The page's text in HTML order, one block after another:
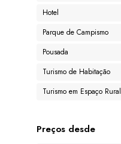
Hotel
Parque de Campismo
Pousada
Turismo de Habitação
Turismo em Espaço Rural
Preços desde